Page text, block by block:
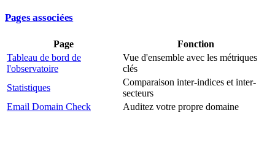
Pages associées
Page
Fonction
Tableau de bord de
l'observatoire
Vue d'ensemble avec les métriques
clés
Statistiques
Comparaison inter-indices et inter-
secteurs
Email Domain Check
Auditez votre propre domaine